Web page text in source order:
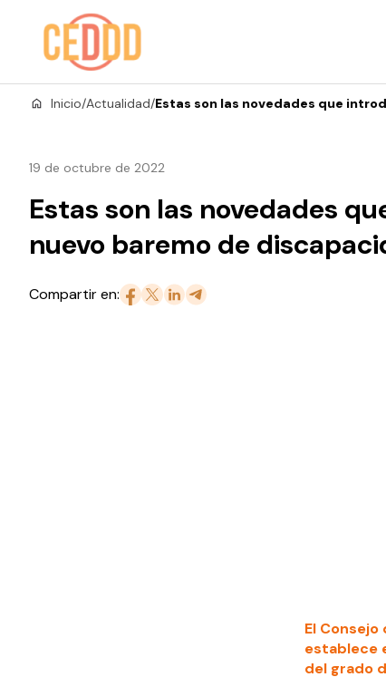
Saltar al contenido
Inicio/Actualidad/Estas son las novedades que
19 de octubre de 2022
Estas son las novedades
nuevo baremo de
Compartir en:
El
establece
del grado